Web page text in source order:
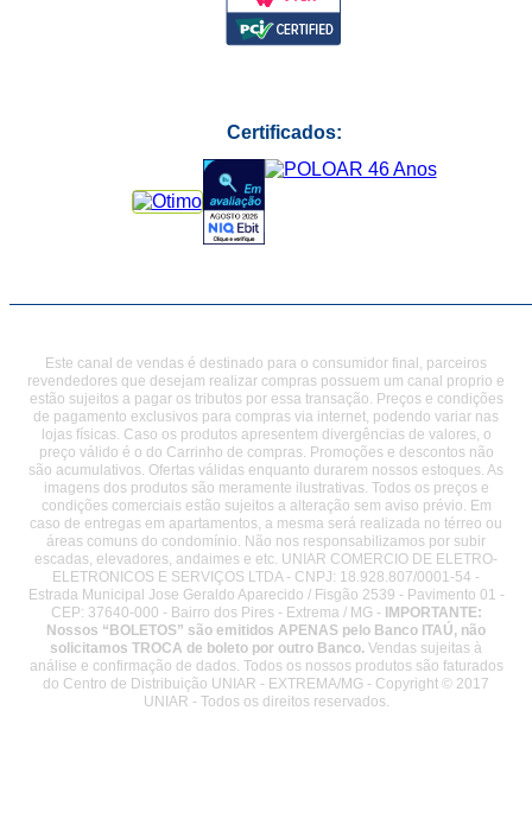
Certificados:
Este canal de vendas é destinado para o consumidor final, parceiros
revendedores que desejam realizar compras possuem um canal proprio e
estão sujeitos a pagar os tributos por essa transação. Preços e condições
de pagamento exclusivos para compras via internet, podendo variar nas
lojas físicas. Caso os produtos apresentem divergências de valores, o
preço válido é o do Carrinho de compras. Promoções e descontos não
são acumulativos. Ofertas válidas enquanto durarem nossos estoques. As
imagens dos produtos são meramente ilustrativas. Todos os preços e
condições comerciais estão sujeitos a alteração sem aviso prévio. Em
caso de entregas em apartamentos, a mesma será realizada no térreo ou
áreas comuns do condomínio. Não nos responsabilizamos por subir
escadas, elevadores, andaimes e etc. UNIAR COMERCIO DE ELETRO-
ELETRONICOS E SERVIÇOS LTDA - CNPJ: 18.928.807/0001-54 -
Estrada Municipal Jose Geraldo Aparecido / Fisgão 2539 - Pavimento 01 -
CEP: 37640-000 - Bairro dos Pires - Extrema / MG - IMPORTANTE:
Nossos “BOLETOS” são emitidos APENAS pelo Banco ITAÚ, não
solicitamos TROCA de boleto por outro Banco. Vendas sujeitas à
análise e confirmação de dados. Todos os nossos produtos são faturados
do Centro de Distribuição UNIAR - EXTREMA/MG - Copyright © 2017
UNIAR - Todos os direitos reservados.